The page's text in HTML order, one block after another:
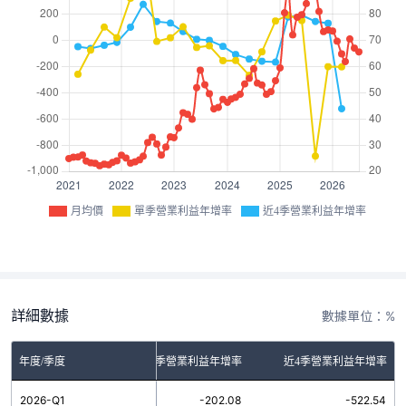
月均價 單季營業利益年增率 近4季營業利益年增率
詳細數據 數據單位：%
年度/季度 單季營業利益年增率 近4季營業利益年增率
2026-Q1 -202.08 -522.54